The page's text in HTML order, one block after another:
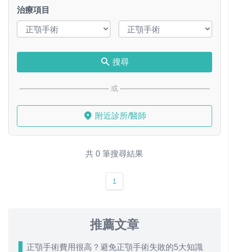
治療項目
搜尋
或
附近診所/醫師
共 0 筆搜尋結果
1
推薦文章
正顎手術費用很高？避免正顎手術失敗的5大知識